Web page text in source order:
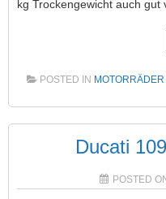
kg Trockengewicht auch gut
POSTED IN MOTORRÄDER
Ducati
POSTED